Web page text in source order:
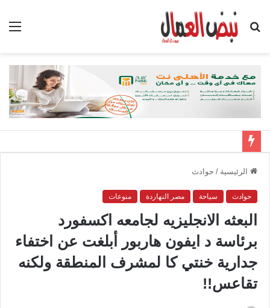
بحث
الرئيسية / حوادث
حوادث سياحة مصر النهاردة منوعات
البعثه الانجليزيه لجامعه اكسفورد
برئاسة د ايفون هاربور أبلغت عن اختفاء
جدارية خنتي كا لمشرف المنطقة ولكنه
تقاعس!!